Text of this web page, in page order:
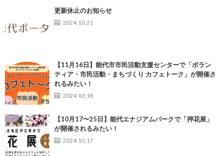
更新休止のお知らせ
2024.10.21
【11月16日】能代市市民活動支援センターで「ボラン
ティア・市民活動・まちづくり カフェトーク」が開催さ
れるみたい！
2024.10.18
【10月17〜25日】能代エナジアムパークで「押花展」
が開催されるみたい！
2024.10.17